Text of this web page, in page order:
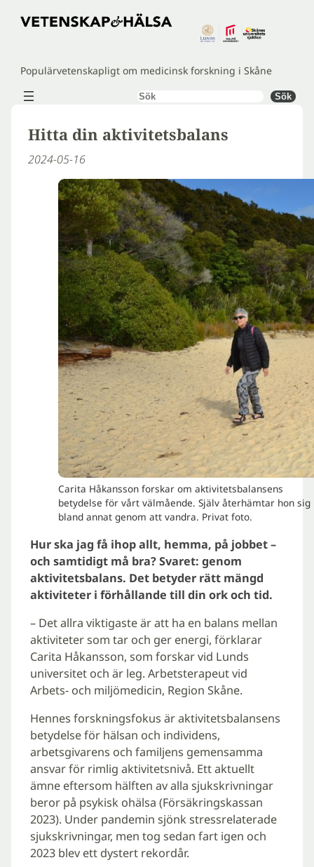
Hoppa
Populärvetenskapligt om medicinsk forskning i Skåne
Sök Sök
Hitta din aktivitetsbalans
2024-05-16
Carita Håkansson forskar om aktivitetsbalansens
betydelse för vårt välmående. Själv återhämtar hon sig
bland annat genom att vandra. Privat foto.
Hur ska jag få ihop allt, hemma, på jobbet –
och samtidigt må bra? Svaret: genom
aktivitetsbalans. Det betyder rätt mängd
aktiviteter i förhållande till din ork och tid.
– Det allra viktigaste är att ha en balans mellan
aktiviteter som tar och ger energi, förklarar
Carita Håkansson, som forskar vid Lunds
universitet och är leg. Arbetsterapeut vid
Arbets- och miljömedicin, Region Skåne.
Hennes forskningsfokus är aktivitetsbalansens
betydelse för hälsan och individens,
arbetsgivarens och familjens gemensamma
ansvar för rimlig aktivitetsnivå. Ett aktuellt
ämne eftersom hälften av alla sjukskrivningar
beror på psykisk ohälsa (Försäkringskassan
2023). Under pandemin sjönk stressrelaterade
sjukskrivningar, men tog sedan fart igen och
2023 blev ett dystert rekordår.